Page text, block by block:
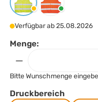
Gelb Orange
Verfügbar ab 25.08.2026
Menge:
Bitte Wunschmenge
Druckbereich